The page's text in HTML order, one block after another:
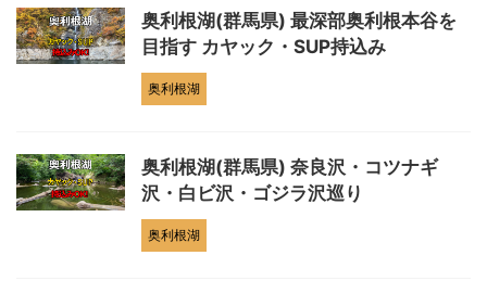
奥利根湖(群馬県) 最深部奥利根本谷を
目指す カヤック・SUP持込み
奥利根湖
奥利根湖(群馬県) 奈良沢・コツナギ
沢・白ビ沢・ゴジラ沢巡り
奥利根湖